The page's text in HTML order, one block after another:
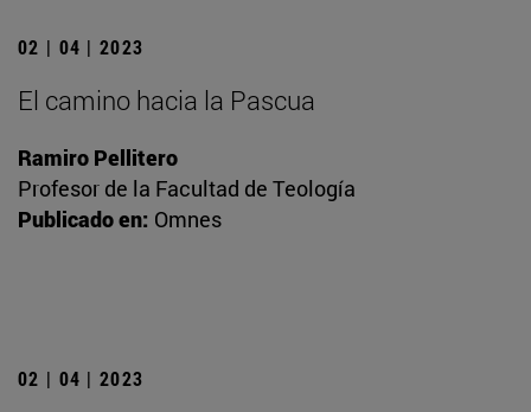
02 | 04 | 2023
El camino hacia la Pascua
Ramiro Pellitero
Profesor de la Facultad de Teología
Publicado en: Omnes
02 | 04 | 2023